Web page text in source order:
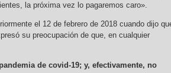
la próxima vez lo pagaremos caro».
el 12 de febrero de 2018 cuando dijo
su preocupación de que, en cualquier
de covid-19; y, efectivamente, no